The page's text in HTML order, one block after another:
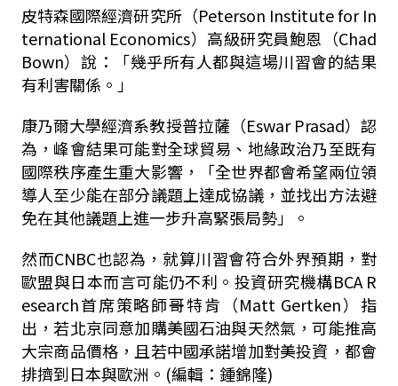
皮特森國際經濟研究所（Peterson Institute for In
ternational Economics）高級研究員鮑恩（Chad
Bown）說：「幾乎所有人都與這場川習會的結果
有利害關係。」
康乃爾大學經濟系教授普拉薩（Eswar Prasad）認
為，峰會結果可能對全球貿易、地緣政治乃至既有
國際秩序產生重大影響，「全世界都會希望兩位領
導人至少能在部分議題上達成協議，並找出方法避
免在其他議題上進一步升高緊張局勢」。
然而CNBC也認為，就算川習會符合外界預期，對
歐盟與日本而言可能仍不利。投資研究機構BCA R
esearch首席策略師哥特肯（Matt Gertken）指
出，若北京同意加購美國石油與天然氣，可能推高
大宗商品價格，且若中國承諾增加對美投資，都會
排擠到日本與歐洲。 (編輯：鍾錦隆)